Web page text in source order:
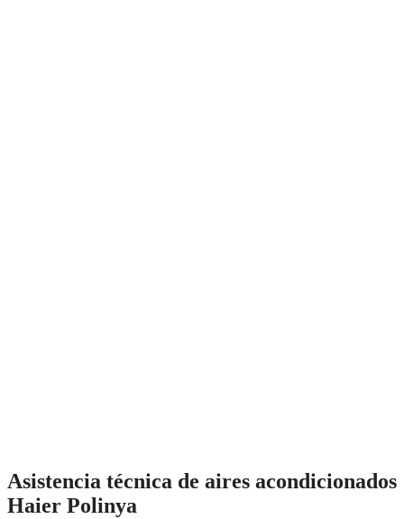
Asistencia técnica de aires acondicionados
Haier Polinya